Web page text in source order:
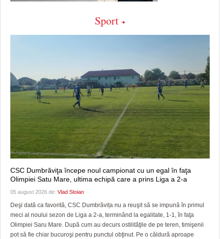
Sport
CSC Dumbrăviţa începe noul campionat cu un egal în faţa
Olimpiei Satu Mare, ultima echipă care a prins Liga a 2-a
05 august 2026 de: Vlad Stoian
Deşi dată ca favorită, CSC Dumbrăvița nu a reuşit să se impună în primul
meci al noului sezon de Liga a 2-a, terminând la egalitate, 1-1, în faţa
Olimpiei Saru Mare. După cum au decurs ostilităţile de pe teren, timişenii
pot să fie chiar bucuroşi pentru punctul obţinut. Pe o căldură aproape